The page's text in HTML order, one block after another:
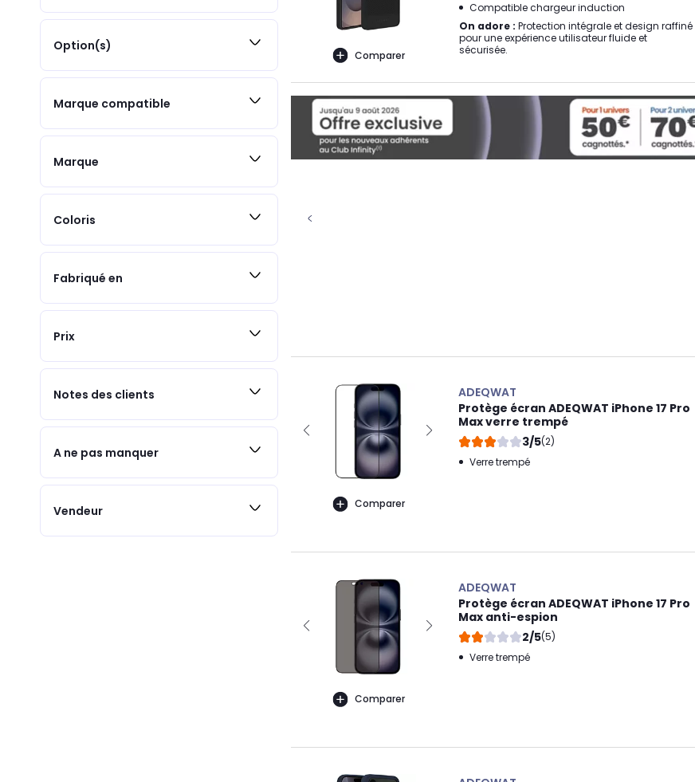
Option(s)
Marque compatible
Marque
Coloris
Fabriqué en
Prix
Notes des clients
A ne pas manquer
Vendeur
Comparer
Compatible chargeur induction
On adore : Protection intégrale et design raffiné
pour une expérience utilisateur fluide et
sécurisée.
Comparer
ADEQWAT
Protège écran ADEQWAT iPhone 17 Pro
Max verre trempé
3/5(2)
Verre trempé
Comparer
ADEQWAT
Protège écran ADEQWAT iPhone 17 Pro
Max anti-espion
2/5(5)
Verre trempé